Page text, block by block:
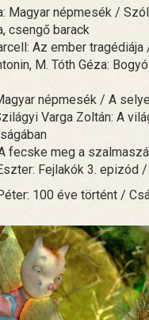
Magyar népmesék /
csengő barack
Az ember tragédiája
M. Tóth Géza:
népmesék / A
Varga Zoltán: A
fecske meg a
Fejlakók 3. epizód
100 éve történt /